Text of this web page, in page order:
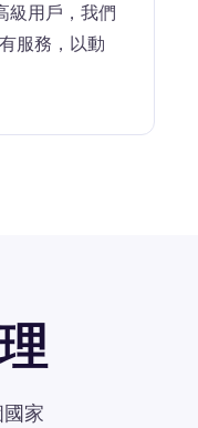
級用戶，我們
服務，以動
家